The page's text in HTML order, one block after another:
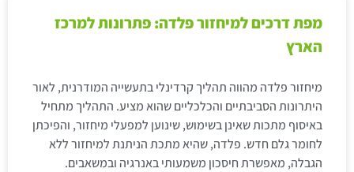
מפת דרכים למיחזור פלדה: פתרונות למרכז
הארץ
מיחזור פלדה מהווה תהליך קרדינלי בתעשייה המודרנית, לאור
היתרונות הסביבתיים והכלכליים שהוא מציע. התהליך מתחיל
באיסוף מתכות שאינן בשימוש, שינוען למפעלי מיחזור, והפיכתן
לחומר גלם חדש. פלדה, שהיא מתכת הניתנת למיחזור ללא
הגבלה, מאפשרת חיסכון משמעותי באנרגיה ובמשאבים.